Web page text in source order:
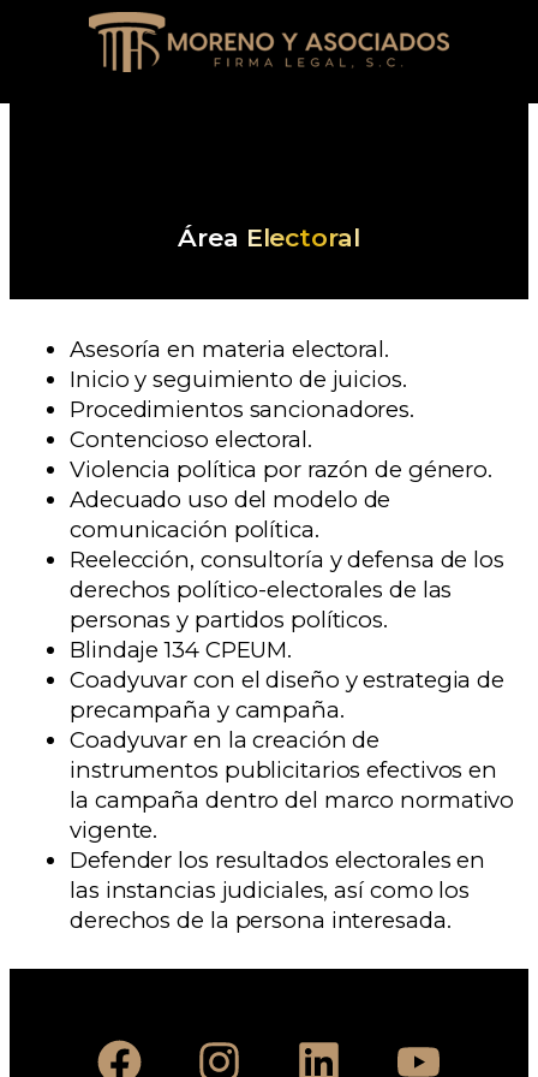
Área Electoral
Asesoría en materia electoral.
Inicio y seguimiento de juicios.
Procedimientos sancionadores.
Contencioso electoral.
Violencia política por razón de género.
Adecuado uso del modelo de
comunicación política.
Reelección, consultoría y defensa de los
derechos político-electorales de las
personas y partidos políticos.
Blindaje 134 CPEUM.
Coadyuvar con el diseño y estrategia de
precampaña y campaña.
Coadyuvar en la creación de
instrumentos publicitarios efectivos en
la campaña dentro del marco normativo
vigente.
Defender los resultados electorales en
las instancias judiciales, así como los
derechos de la persona interesada.